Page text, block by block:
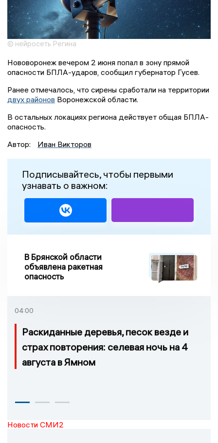
© нейросеть Регина
Нововоронеж вечером 2 июня попал в зону прямой
опасности БПЛА-ударов, сообщил губернатор Гусев.
Ранее отмечалось, что сирены сработали на территории
двух районов Воронежской области.
В остальных локациях региона действует общая БПЛА-
опасность.
Автор:
Иван Викторов
Подписывайтесь, чтобы первыми
узнавать о важном:
В Брянской области
объявлена ракетная
опасность
04:00
Раскиданные деревья, песок везде и
страх повторения: селевая ночь на 4
августа в Ямном
Новости СМИ2